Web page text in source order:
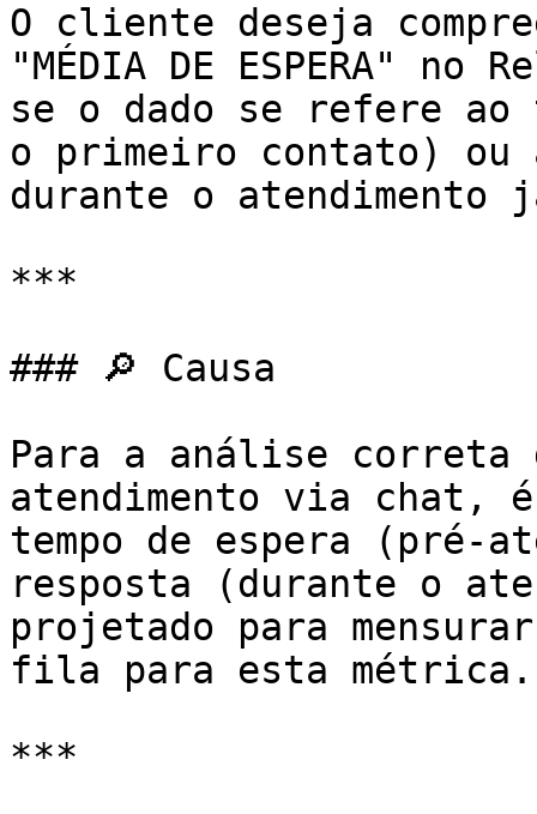
O cliente deseja
"MÉDIA DE ESPERA"
se o dado se refere
o primeiro contato) ou
durante o
***
### 🔎 Causa
Para a análise correta
atendimento via chat,
tempo de espera (pré-
resposta (durante o
projetado para
fila para esta métrica.
***